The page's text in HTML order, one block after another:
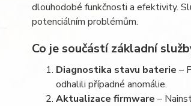
dlouhodobé funkčnosti a efektivity.
potenciálním problémům.
Co je součástí základní
Diagnostika stavu baterie –
odhalili případné anomálie.
Aktualizace firmware –